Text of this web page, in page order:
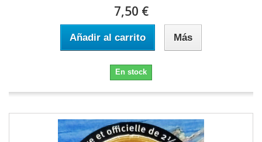
7,50 €
Añadir al carrito Más
En stock